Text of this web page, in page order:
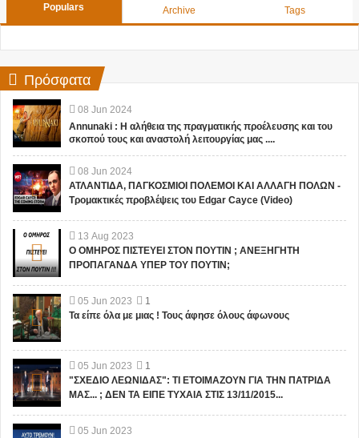
Populars Archive Tags
Πρόσφατα
08 Jun 2024
Annunaki : Η αλήθεια της πραγματικής προέλευσης και του
σκοπού τους και αναστολή λειτουργίας μας ....
08 Jun 2024
ΑΤΛΑΝΤΙΔΑ, ΠΑΓΚΟΣΜΙΟΙ ΠΟΛΕΜΟΙ ΚΑΙ ΑΛΛΑΓΗ ΠΟΛΩΝ -
Τρομακτικές προβλέψεις του Edgar Cayce (Video)
13 Aug 2023
Ο ΟΜΗΡΟΣ ΠΙΣΤΕΥΕΙ ΣΤΟΝ ΠΟΥΤΙΝ ; ΑΝΕΞΗΓΗΤΗ
ΠΡΟΠΑΓΑΝΔΑ ΥΠΕΡ ΤΟΥ ΠΟΥΤΙΝ;
05 Jun 2023
1
Τα είπε όλα με μιας ! Τους άφησε όλους άφωνους
05 Jun 2023
1
"ΣΧΕΔΙΟ ΛΕΩΝΙΔΑΣ": ΤΙ ΕΤΟΙΜΑΖΟΥΝ ΓΙΑ ΤΗΝ ΠΑΤΡΙΔΑ
ΜΑΣ... ; ΔΕΝ ΤΑ ΕΙΠΕ ΤΥΧΑΙΑ ΣΤΙΣ 13/11/2015...
05 Jun 2023